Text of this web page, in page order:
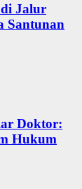
Jalur
Santunan
Doktor:
Hukum